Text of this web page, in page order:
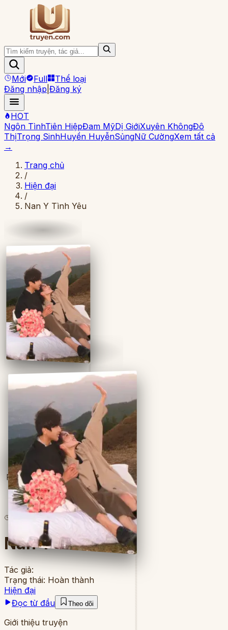
Mới Full
Thể loại
Đăng nhập Đăng ký
HOT
Ngôn TìnhTiên HiệpĐam MỹDị GiớiXuyên KhôngĐô
ThịTrọng SinhHuyền HuyễnSủngNữ CườngXem tất cả
→
Trang chủ
/
Hiện đại
/
Nan Y Tình Yêu
Full
lượt đọc chương
Nan Y Tình Yêu
Tác giả:
Trạng thái: Hoàn thành
Hiện đại
Đọc từ đầu
Theo dõi
Giới thiệu truyện